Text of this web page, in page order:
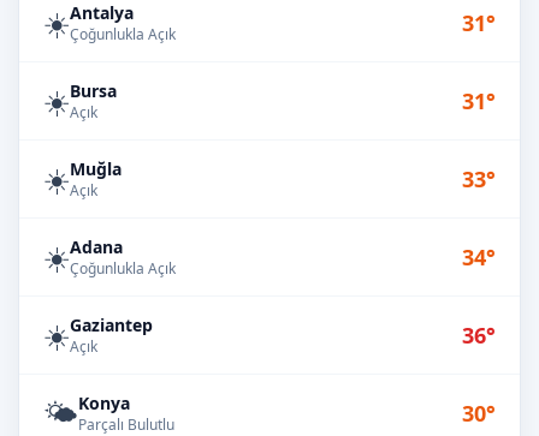
☀️Antalya
Çoğunlukla Açık 31°
☀️Bursa
Açık 31°
☀️Muğla
Açık 33°
☀️Adana
Çoğunlukla Açık 34°
☀️Gaziantep
Açık 36°
🌤️Konya
Parçalı Bulutlu 30°